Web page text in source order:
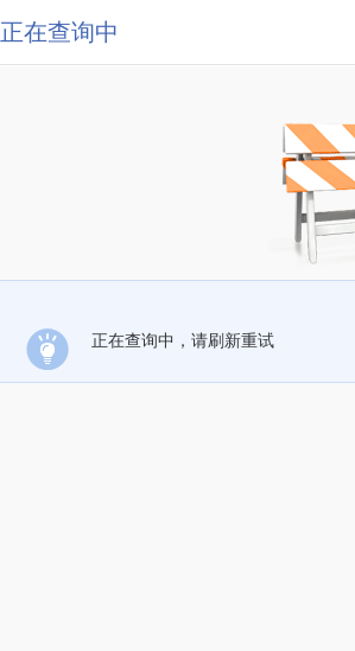
正在查询中
正在查询中，请刷新重试